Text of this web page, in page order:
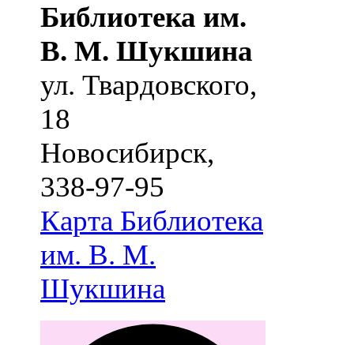
Библиотека им.
В. М. Шукшина
ул. Твардовского,
18
Новосибирск,
338-97-95
Карта Библиотека
им. В. М.
Шукшина